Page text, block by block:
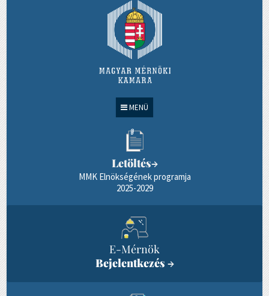
MENÜ
Letöltés→
MMK Elnökségének programja
2025-2029
E-Mérnök
Bejelentkezés →